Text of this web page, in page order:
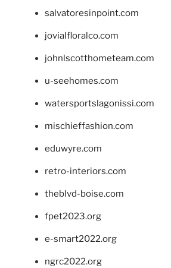
salvatoresinpoint.com
jovialfloralco.com
johnlscotthometeam.com
u-seehomes.com
watersportslagonissi.com
mischieffashion.com
eduwyre.com
retro-interiors.com
theblvd-boise.com
fpet2023.org
e-smart2022.org
ngrc2022.org